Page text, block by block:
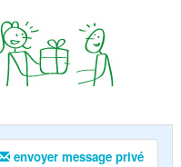
envoyer message privé